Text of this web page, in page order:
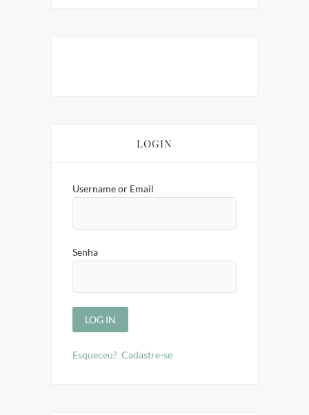
LOGIN
Username or Email
Senha
Esqueceu? Cadastre-se